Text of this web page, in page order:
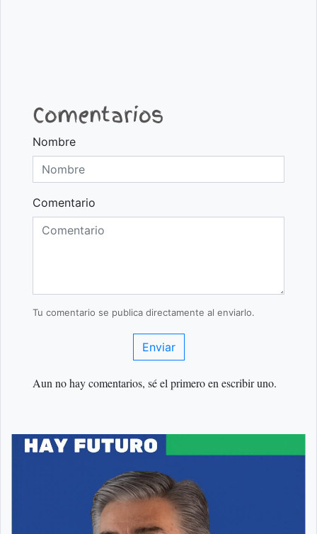
Comentarios
Nombre
Comentario
Tu comentario se publica directamente al enviarlo.
Enviar
Aun no hay comentarios, sé el primero en escribir uno.